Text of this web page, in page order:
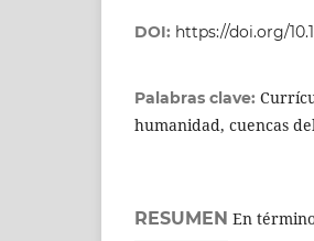
DOI: https://doi.org/
Palabras clave:
humanidad, cuencas
RESUMEN En